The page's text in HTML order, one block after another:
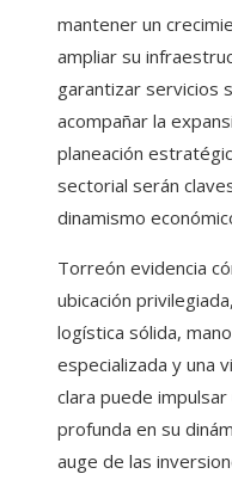
mantener un
ampliar su
garantizar servicios
acompañar la
planeación
sectorial serán
dinamismo
Torreón evidencia
ubicación
logística sólida,
especializada y una
clara puede
profunda en su
auge de las